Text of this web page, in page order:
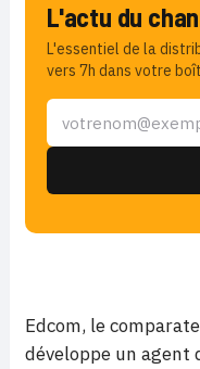
L'actu du
L'essentiel de la
vers 7h dans votre
Edcom, le
développe un agent